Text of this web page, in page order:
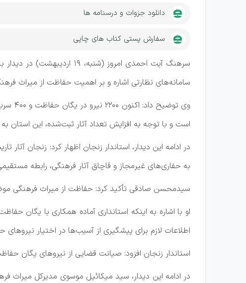
دانلود جزوات و درسنامه ها
سفارش پستی کتاب های چاپی
سرهنگ آیت احمدی امروز
سامانه‌های نظارتی اشاره و بر اهمیت حفاظت از میراث‌
وی
است و با توجه به افزایش تعداد آثار ثبت‌شده، این استان
در ادامه این دیدار، استاندار زنجان اظهار کرد: زنجان
به حفاری‌های غیرمجاز و قاچاق آثار فرهنگی، رابطه
سیدمحسن صادقی تأکید کرد: حفاظت از میراث‌ فرهنگی
او با اشاره به اینکه استانداری آماده همکاری با یگان
اطلاعات لازم برای پیشگیری از آسیب‌ها در اختیار
استاندار زنجان افزود: صیانت قضایی از نیروهای یگان
در ادامه این دیدار، سید میکائیل موسوی مدیرکل میراث‌